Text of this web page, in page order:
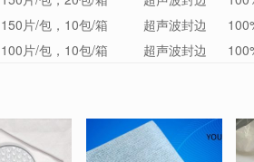
150片/包，10包/箱 超声波封边
100片/包，10包/箱 超声波封边